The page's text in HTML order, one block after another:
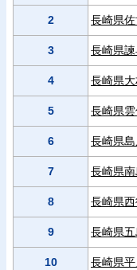
2 長崎県
3 長崎県
4 長崎県
5 長崎県
6 長崎県
7 長崎県
8 長崎県
9 長崎県
10 長崎県